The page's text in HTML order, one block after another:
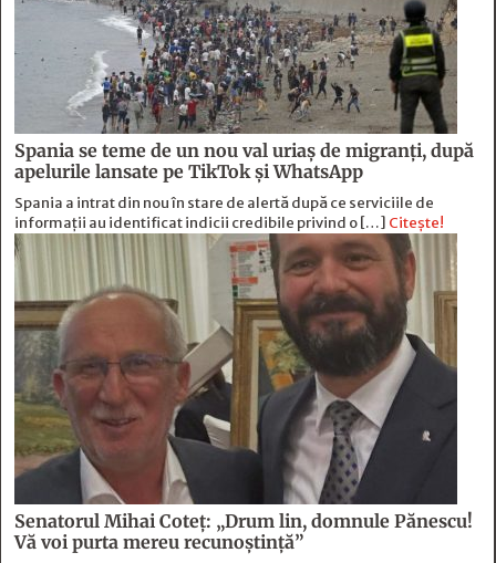
Spania se teme de un nou val uriaș de migranți, după
apelurile lansate pe TikTok și WhatsApp
Spania a intrat din nou în stare de alertă după ce serviciile de
informații au identificat indicii credibile privind o […] Citește!
Senatorul Mihai Coteț: „Drum lin, domnule Pănescu!
Vă voi purta mereu recunoștință”